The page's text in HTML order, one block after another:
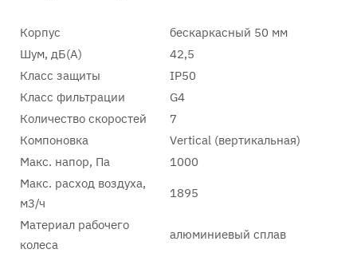
Корпус
бескаркасный 50 мм
Шум, дБ(А)
42,5
Класс защиты
IP50
Класс фильтрации
G4
Количество скоростей
7
Компоновка
Vertical (вертикальная)
Макс. напор, Па
1000
Макс. расход воздуха,
м3/ч
1895
Материал рабочего
колеса
алюминиевый сплав